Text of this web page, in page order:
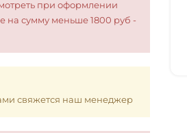
при оформлении
на сумму меньше 1800 руб -
свяжется наш менеджер